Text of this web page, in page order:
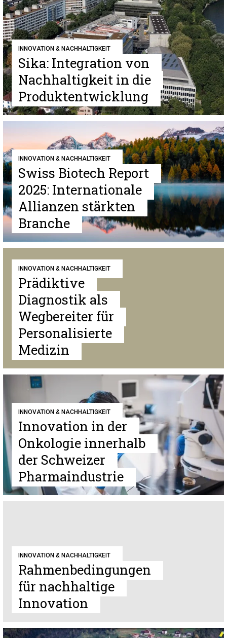
INNOVATION & NACHHALTIGKEIT
Sika: Integration von
Nachhaltigkeit in die
Produktentwicklung
INNOVATION & NACHHALTIGKEIT
Swiss Biotech Report
2025: Internationale
Allianzen stärkten
Branche
INNOVATION & NACHHALTIGKEIT
Prädiktive
Diagnostik als
Wegbereiter für
Personalisierte
Medizin
INNOVATION & NACHHALTIGKEIT
Innovation in der
Onkologie innerhalb
der Schweizer
Pharmaindustrie
INNOVATION & NACHHALTIGKEIT
Rahmenbedingungen
für nachhaltige
Innovation